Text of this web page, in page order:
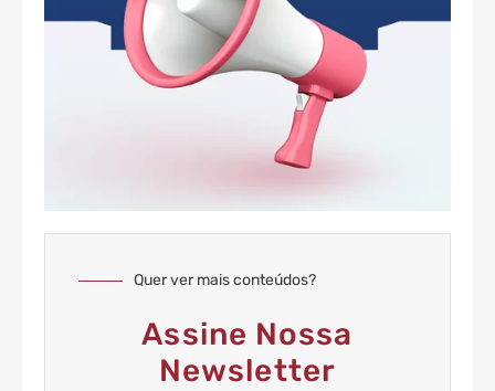
Quer ver mais conteúdos?
Assine Nossa
Newsletter